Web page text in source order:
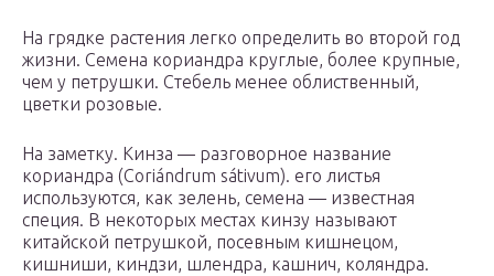
На грядке растения легко определить во второй год
жизни. Семена кориандра круглые, более крупные,
чем у петрушки. Стебель менее облиственный,
цветки розовые.
На заметку. Кинза — разговорное название
кориандра (Coriándrum sátivum). его листья
используются, как зелень, семена — известная
специя. В некоторых местах кинзу называют
китайской петрушкой, посевным кишнецом,
кишниши, киндзи, шлендра, кашнич, коляндра.